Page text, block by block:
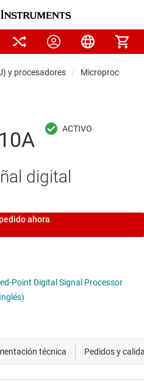
y procesadores
digital
ahora
Point Digital Signal Processor